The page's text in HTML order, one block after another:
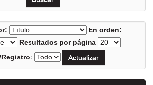
En orden:
Resultados por página